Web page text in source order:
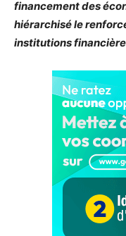
financement des
hiérarchisé le
institutions